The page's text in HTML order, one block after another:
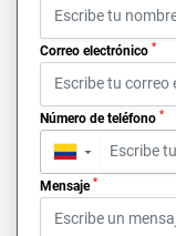
Correo electrónico *
Número de teléfono *
▼
Mensaje *